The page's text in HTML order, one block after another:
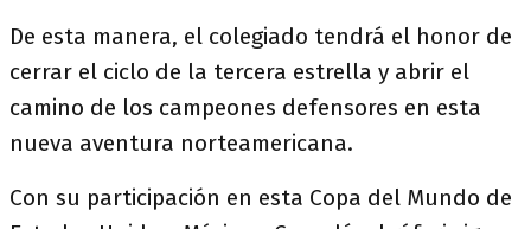
De esta manera, el colegiado tendrá el honor de
cerrar el ciclo de la tercera estrella y abrir el
camino de los campeones defensores en esta
nueva aventura norteamericana.
Con su participación en esta Copa del Mundo de